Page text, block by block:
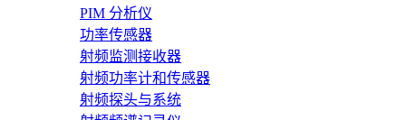
PIM 分析仪
功率传感器
射频监测接收器
射频功率计和传感器
射频探头与系统